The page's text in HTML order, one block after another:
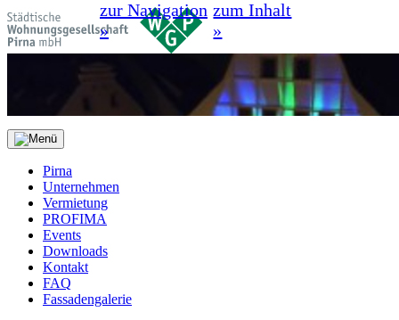
zur Navigation
»
zum Inhalt
»
Pirna
Unternehmen
Vermietung
PROFIMA
Events
Downloads
Kontakt
FAQ
Fassadengalerie